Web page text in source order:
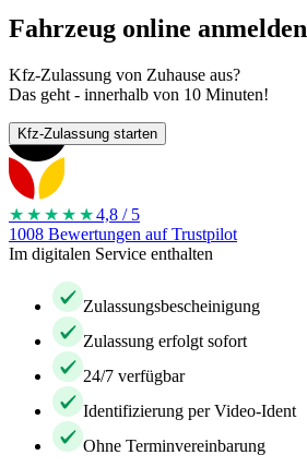
Fahrzeug online anmelden
Kfz-Zulassung von Zuhause aus?
Das geht - innerhalb von 10 Minuten!
Kfz-Zulassung starten
★★★★ ★4,8 / 5
1008 Bewertungen auf Trustpilot
Im digitalen Service enthalten
Zulassungsbescheinigung
Zulassung erfolgt sofort
24/7 verfügbar
Identifizierung per Video-Ident
Ohne Terminvereinbarung